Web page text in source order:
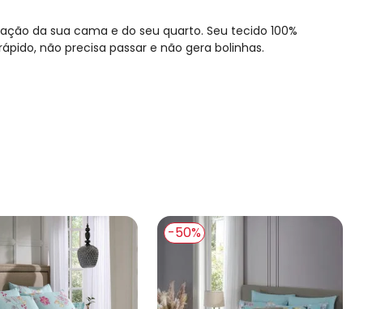
da sua cama e do seu quarto. Seu tecido 100%
não precisa passar e não gera bolinhas.
-50%